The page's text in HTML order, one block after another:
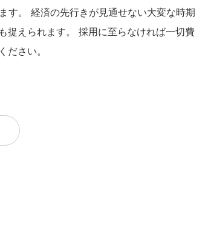
す。 経済の先行きが見通せない大変な時期
捉えられます。 採用に至らなければ一切費
さい。